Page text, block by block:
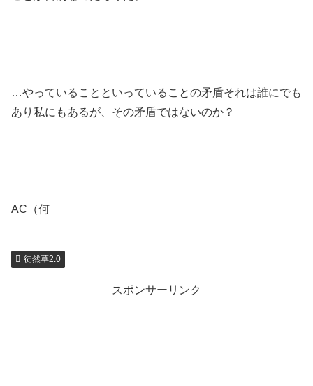
…やっていることといっていることの矛盾それは誰にでも
あり私にもあるが、その矛盾ではないのか？
AC（何
徒然草2.0
スポンサーリンク